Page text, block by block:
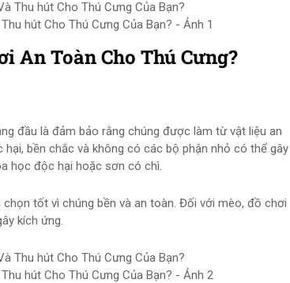
hút Cho Thú Cưng Của Bạn? - Ảnh 1
An Toàn Cho Thú Cưng?
đầu là đảm bảo rằng chúng được làm từ vật liệu an
bền chắc và không có các bộ phận nhỏ có thể gây
học độc hại hoặc sơn có chì.
tốt vì chúng bền và an toàn. Đối với mèo, đồ chơi
kích ứng.
hút Cho Thú Cưng Của Bạn? - Ảnh 2